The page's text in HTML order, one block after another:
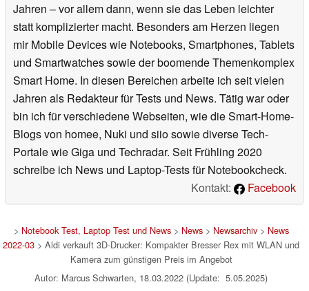
Jahren – vor allem dann, wenn sie das Leben leichter
statt komplizierter macht. Besonders am Herzen liegen
mir Mobile Devices wie Notebooks, Smartphones, Tablets
und Smartwatches sowie der boomende Themenkomplex
Smart Home. In diesen Bereichen arbeite ich seit vielen
Jahren als Redakteur für Tests und News. Tätig war oder
bin ich für verschiedene Webseiten, wie die Smart-Home-
Blogs von homee, Nuki und siio sowie diverse Tech-
Portale wie Giga und Techradar. Seit Frühling 2020
schreibe ich News und Laptop-Tests für Notebookcheck.
Kontakt:
Facebook
> Notebook Test, Laptop Test und News> News> Newsarchiv> News
2022-03 > Aldi verkauft 3D-Drucker: Kompakter Bresser Rex mit WLAN und
Kamera zum günstigen Preis im Angebot
Autor: Marcus Schwarten, 18.03.2022 (Update: 5.05.2025)